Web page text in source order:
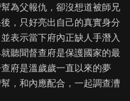
為父報仇，卻沒想道被師兄
，只好亮出自己的真實身分
表示當下府內正缺人手潛入
聽聞督查府是保護國家的最
府是溫歲歲一直以來的夢
，和內應配合，一起調查漕